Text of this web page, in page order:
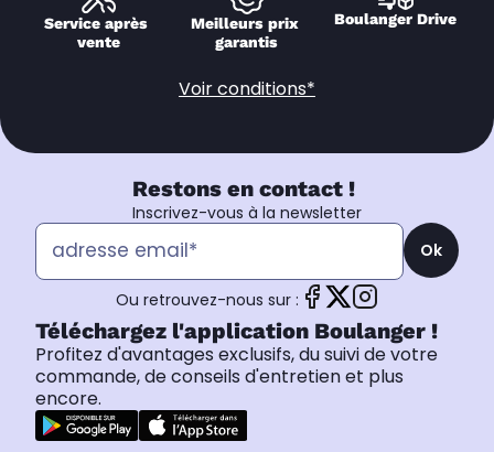
Service après
vente
Meilleurs prix
garantis
Boulanger Drive
Voir conditions*
Restons en contact !
Inscrivez-vous à la newsletter
Ok
Ou retrouvez-nous sur :
Téléchargez l'application Boulanger !
Profitez d'avantages exclusifs, du suivi de votre
commande, de conseils d'entretien et plus
encore.